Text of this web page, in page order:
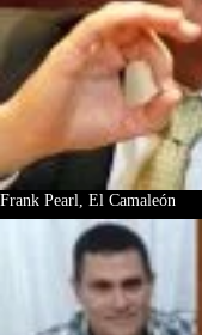
Frank Pearl, El Camaleón